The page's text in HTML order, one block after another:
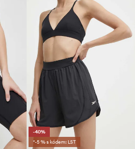
-40%
*-5 % s kódem: LST